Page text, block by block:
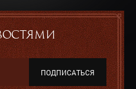
ПОДПИСАТЬСЯ